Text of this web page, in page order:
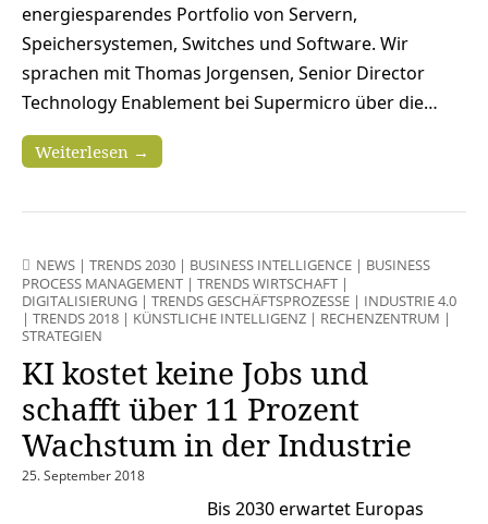
energiesparendes Portfolio von Servern,
Speichersystemen, Switches und Software. Wir
sprachen mit Thomas Jorgensen, Senior Director
Technology Enablement bei Supermicro über die…
Weiterlesen →
NEWS | TRENDS 2030 | BUSINESS INTELLIGENCE | BUSINESS
PROCESS MANAGEMENT | TRENDS WIRTSCHAFT |
DIGITALISIERUNG | TRENDS GESCHÄFTSPROZESSE | INDUSTRIE 4.0
| TRENDS 2018 | KÜNSTLICHE INTELLIGENZ | RECHENZENTRUM |
STRATEGIEN
KI kostet keine Jobs und
schafft über 11 Prozent
Wachstum in der Industrie
25. September 2018
Bis 2030 erwartet Europas